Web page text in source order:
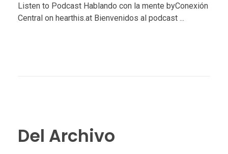
Listen to Podcast Hablando con la mente byConexión
Central on hearthis.at Bienvenidos al podcast ...
Del Archivo